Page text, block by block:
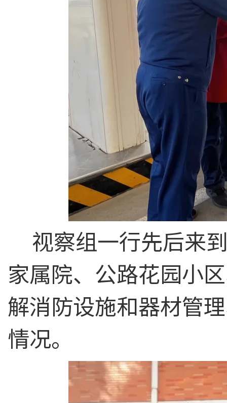
视察组一行先后来
家属院、公路花园小
解消防设施和器材管
情况。